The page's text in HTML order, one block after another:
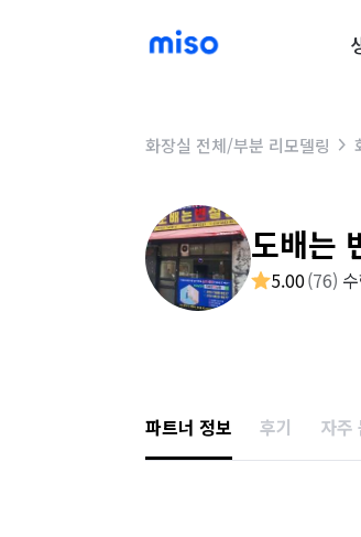
화장실 전체/부분 리모델링
도배는
5.00(76)
파트너 정보 후기 자주